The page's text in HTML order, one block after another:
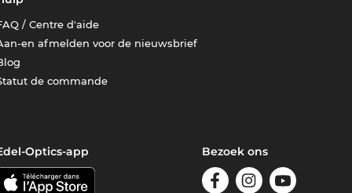
/ Centre d'aide
en afmelden voor de nieuwsbrief
de commande
Optics-app Bezoek ons